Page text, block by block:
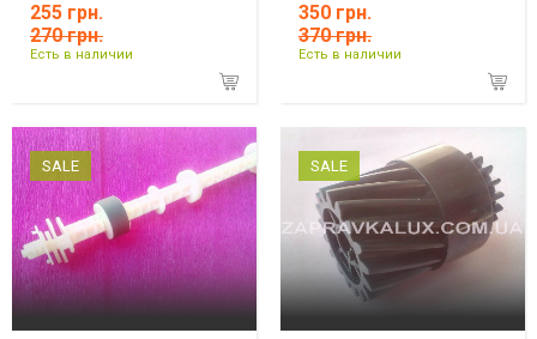
255 грн.
270 грн.
Есть в наличии
350 грн.
370 грн.
Есть в наличии
SALE SALE